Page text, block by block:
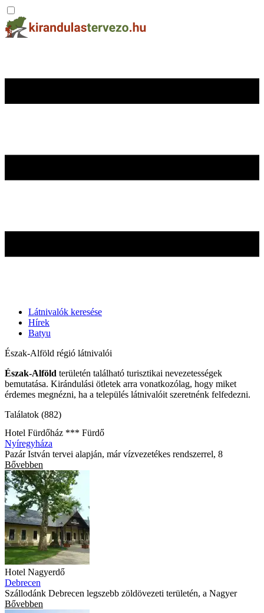
Látnivalók keresése
Hírek
Batyu
Észak-Alföld régió látnivalói
Észak-Alföld területén található turisztikai nevezetességek
bemutatása. Kirándulási ötletek arra vonatkozólag, hogy miket
érdemes megnézni, ha a település látnivalóit szeretnénk felfedezni.
Találatok (882)
Hotel Fürdőház *** Fürdő
Nyíregyháza
Pazár István tervei alapján, már vízvezetékes rendszerrel, 8
Bővebben
Hotel Nagyerdő
Debrecen
Szállodánk Debrecen legszebb zöldövezeti területén, a Nagyer
Bővebben